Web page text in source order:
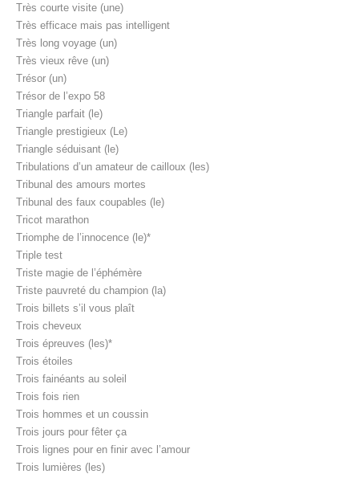
Très courte visite (une)
Très efficace mais pas intelligent
Très long voyage (un)
Très vieux rêve (un)
Trésor (un)
Trésor de l’expo 58
Triangle parfait (le)
Triangle prestigieux (Le)
Triangle séduisant (le)
Tribulations d’un amateur de cailloux (les)
Tribunal des amours mortes
Tribunal des faux coupables (le)
Tricot marathon
Triomphe de l’innocence (le)*
Triple test
Triste magie de l’éphémère
Triste pauvreté du champion (la)
Trois billets s’il vous plaît
Trois cheveux
Trois épreuves (les)*
Trois étoiles
Trois fainéants au soleil
Trois fois rien
Trois hommes et un coussin
Trois jours pour fêter ça
Trois lignes pour en finir avec l’amour
Trois lumières (les)